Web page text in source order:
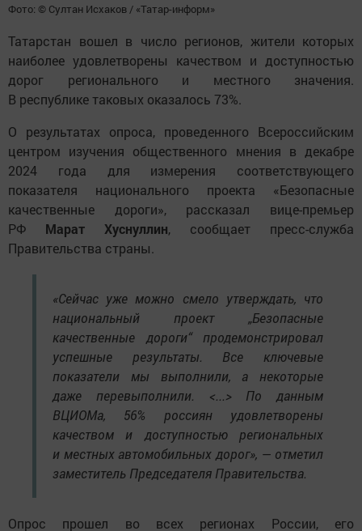
Фото: © Султан Исхаков / «Татар-информ»
Татарстан вошел в число регионов, жители которых
наиболее удовлетворены качеством и доступностью
дорог регионального и местного значения.
В республике таковых оказалось 73%.
О результатах опроса, проведенного Всероссийским
центром изучения общественного мнения в декабре
2024 года для измерения соответствующего
показателя национального проекта «Безопасные
качественные дороги», рассказал вице-премьер
РФ Марат Хуснуллин, сообщает пресс-служба
Правительства страны.
«Сейчас уже можно смело утверждать, что
национальный проект „Безопасные
качественные дороги“ продемонстрировал
успешные результаты. Все ключевые
показатели мы выполнили, а некоторые
даже перевыполнили. <...> По данным
ВЦИОМа, 56% россиян удовлетворены
качеством и доступностью региональных
и местных автомобильных дорог», — отметил
заместитель Председателя Правительства.
Опрос прошел во всех регионах России, его